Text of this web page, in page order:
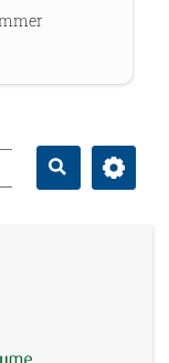
Suche